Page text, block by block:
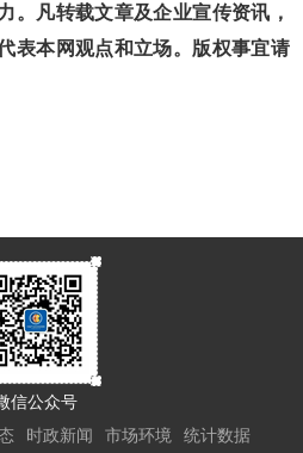
。凡转载文章及企业宣传资讯，
表本网观点和立场。版权事宜请
信公众号
时政新闻 市场环境
统计数据